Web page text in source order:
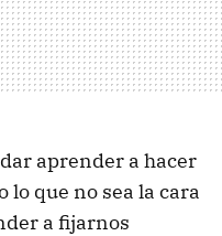
aprender a hacer
que no sea la cara
a fijarnos